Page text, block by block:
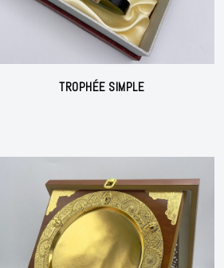
TROPHÉE SIMPLE